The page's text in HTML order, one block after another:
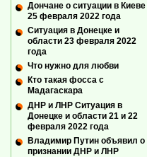
Дончане о ситуации в Киеве
25 февраля 2022 года
Ситуация в Донецке и
области 23 февраля 2022
года
Что нужно для любви
Кто такая фосса с
Мадагаскара
ДНР и ЛНР Ситуация в
Донецке и области 21 и 22
февраля 2022 года
Владимир Путин объявил о
признании ДНР и ЛНР